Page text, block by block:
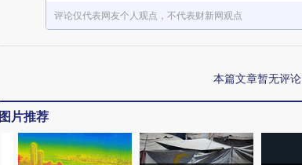
评论仅代表网友个人观点，不代表财新网观点
本篇文章暂无评论
图片推荐